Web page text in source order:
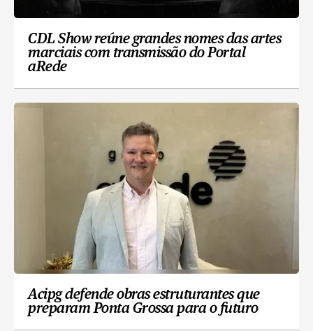
CDL Show reúne grandes nomes das artes
marciais com transmissão do Portal
aRede
Acipg defende obras estruturantes que
preparam Ponta Grossa para o futuro